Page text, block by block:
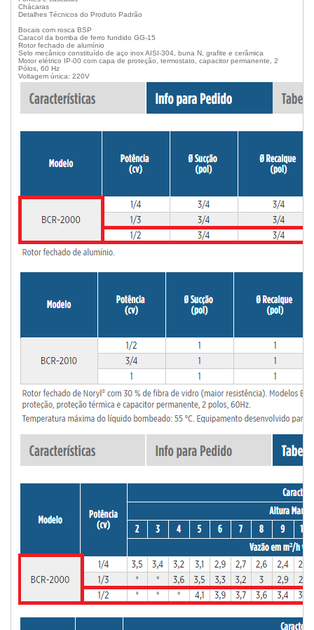
Chácaras
Detalhes Técnicos do Produto Padrão
Bocais com rosca BSP
Caracol da bomba de ferro fundido GG-15
Rotor fechado de alumínio
Selo mecânico constituído de aço inox AISI-304, buna N, grafite e cerâmica
Motor elétrico IP-00 com capa de proteção, termostato, capacitor permanente, 2
Pólos, 60 Hz
Voltagem única: 220V